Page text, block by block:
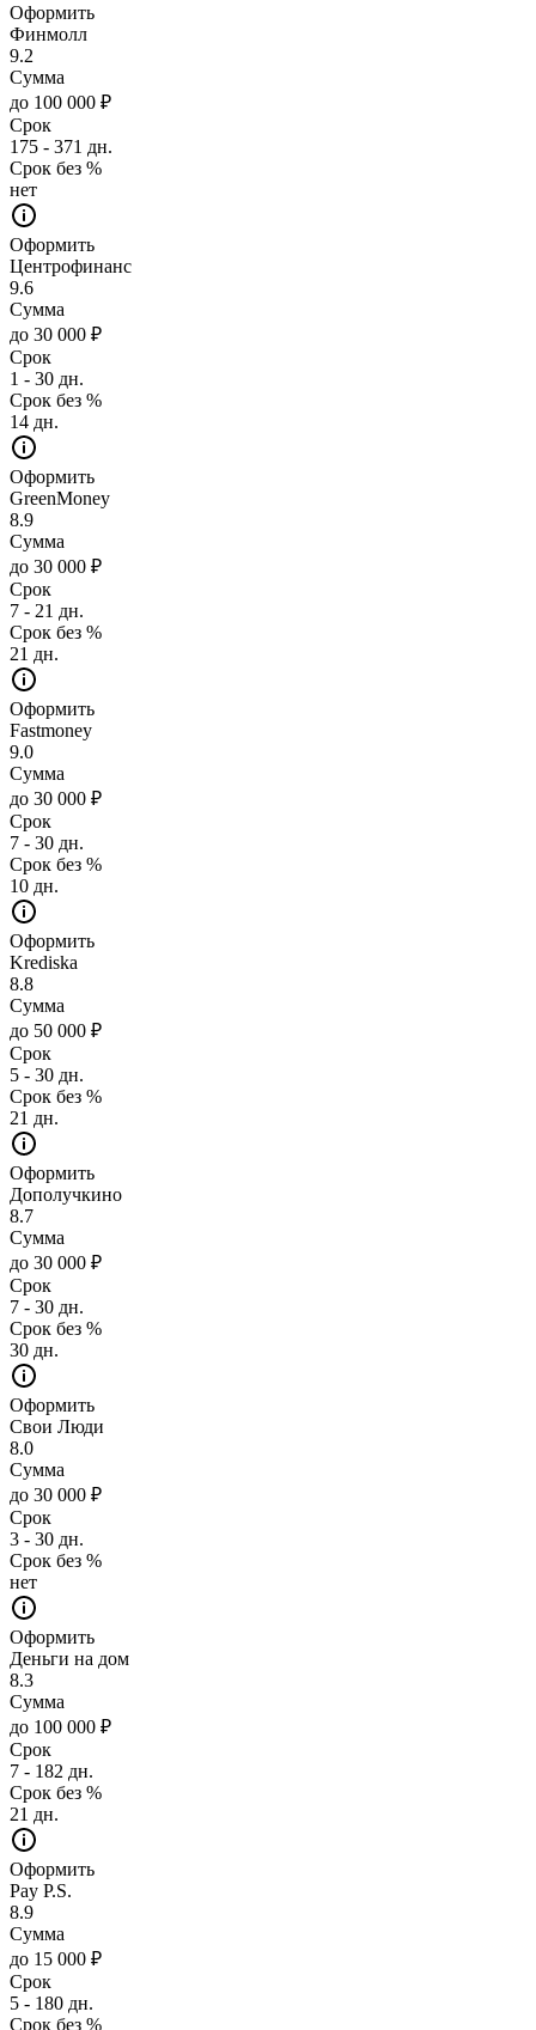
Оформить
Финмолл
9.2
Сумма
до 100 000 ₽
Срок
175 - 371 дн.
Срок без %
нет
Оформить
Центрофинанс
9.6
Сумма
до 30 000 ₽
Срок
1 - 30 дн.
Срок без %
14 дн.
Оформить
GreenMoney
8.9
Сумма
до 30 000 ₽
Срок
7 - 21 дн.
Срок без %
21 дн.
Оформить
Fastmoney
9.0
Сумма
до 30 000 ₽
Срок
7 - 30 дн.
Срок без %
10 дн.
Оформить
Krediska
8.8
Сумма
до 50 000 ₽
Срок
5 - 30 дн.
Срок без %
21 дн.
Оформить
Дополучкино
8.7
Сумма
до 30 000 ₽
Срок
7 - 30 дн.
Срок без %
30 дн.
Оформить
Свои Люди
8.0
Сумма
до 30 000 ₽
Срок
3 - 30 дн.
Срок без %
нет
Оформить
Деньги на дом
8.3
Сумма
до 100 000 ₽
Срок
7 - 182 дн.
Срок без %
21 дн.
Оформить
Pay P.S.
8.9
Сумма
до 15 000 ₽
Срок
5 - 180 дн.
Срок без %